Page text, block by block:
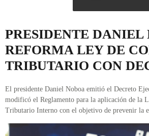
PRESIDENTE DANIEL
REFORMA LEY DE
TRIBUTARIO CON
El presidente Daniel Noboa emitió el Decreto
modificó el Reglamento para la aplicación de la
Tributario Interno con el objetivo de prevenir la